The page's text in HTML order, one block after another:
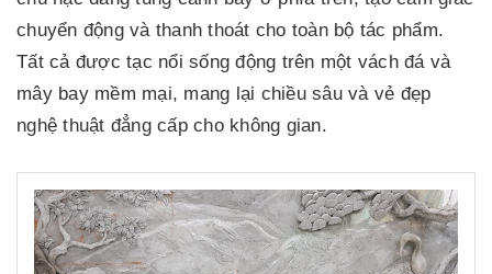
chuyển động và thanh thoát cho toàn bộ tác phẩm.
Tất cả được tạc nổi sống động trên một vách đá và
mây bay mềm mại, mang lại chiều sâu và vẻ đẹp
nghệ thuật đẳng cấp cho không gian.